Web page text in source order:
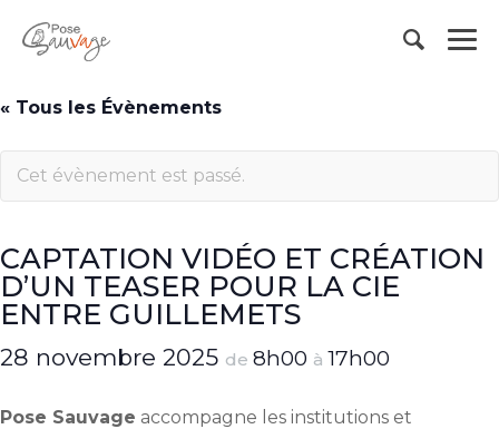
« Tous les Évènements
Cet évènement est passé.
CAPTATION VIDÉO ET CRÉATION
D’UN TEASER POUR LA CIE
ENTRE GUILLEMETS
28 novembre 2025 de 8h00 à 17h00
Pose Sauvage accompagne les institutions et